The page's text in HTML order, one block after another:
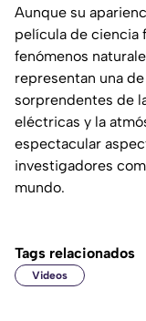
Aunque su
película de ciencia
fenómenos
representan una
sorprendentes de
eléctricas y la
espectacular
investigadores
mundo.
Tags relacionados
Videos